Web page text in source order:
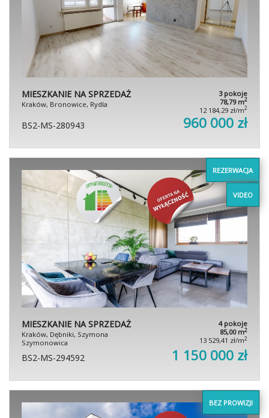
MIESZKANIE NA SPRZEDAŻ
Kraków, Bronowice, Rydla
3 pokoje
78,79 m2
12 184,29 zł/m2
BS2-MS-280943 960 000 zł
REZERWACJA
VIDEO
MIESZKANIE NA SPRZEDAŻ
Kraków, Dębniki, Szymona
Szymonowica
4 pokoje
85,00 m2
13 529,41 zł/m2
BS2-MS-294592 1 150 000 zł
BEZ PROWIZJI